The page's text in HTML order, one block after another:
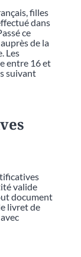
filles
dans
ce
de la
Les
entre 16 et
suivant
valide
document
livret de